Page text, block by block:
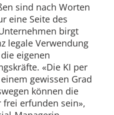
sind nach Worten
eine Seite des
birgt
legale Verwendung
eigenen
«Die KI per
gewissen Grad
können die
frei erfunden sein»,